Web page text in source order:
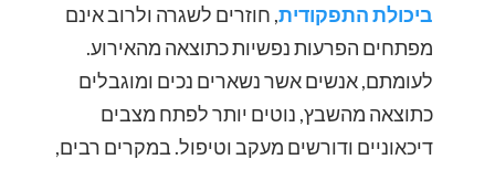
ביכולת התפקודית, חוזרים לשגרה ולרוב אינם
מפתחים הפרעות נפשיות כתוצאה מהאירוע.
לעומתם, אנשים אשר נשארים נכים ומוגבלים
כתוצאה מהשבץ, נוטים יותר לפתח מצבים
דיכאוניים ודורשים מעקב וטיפול. במקרים רבים,